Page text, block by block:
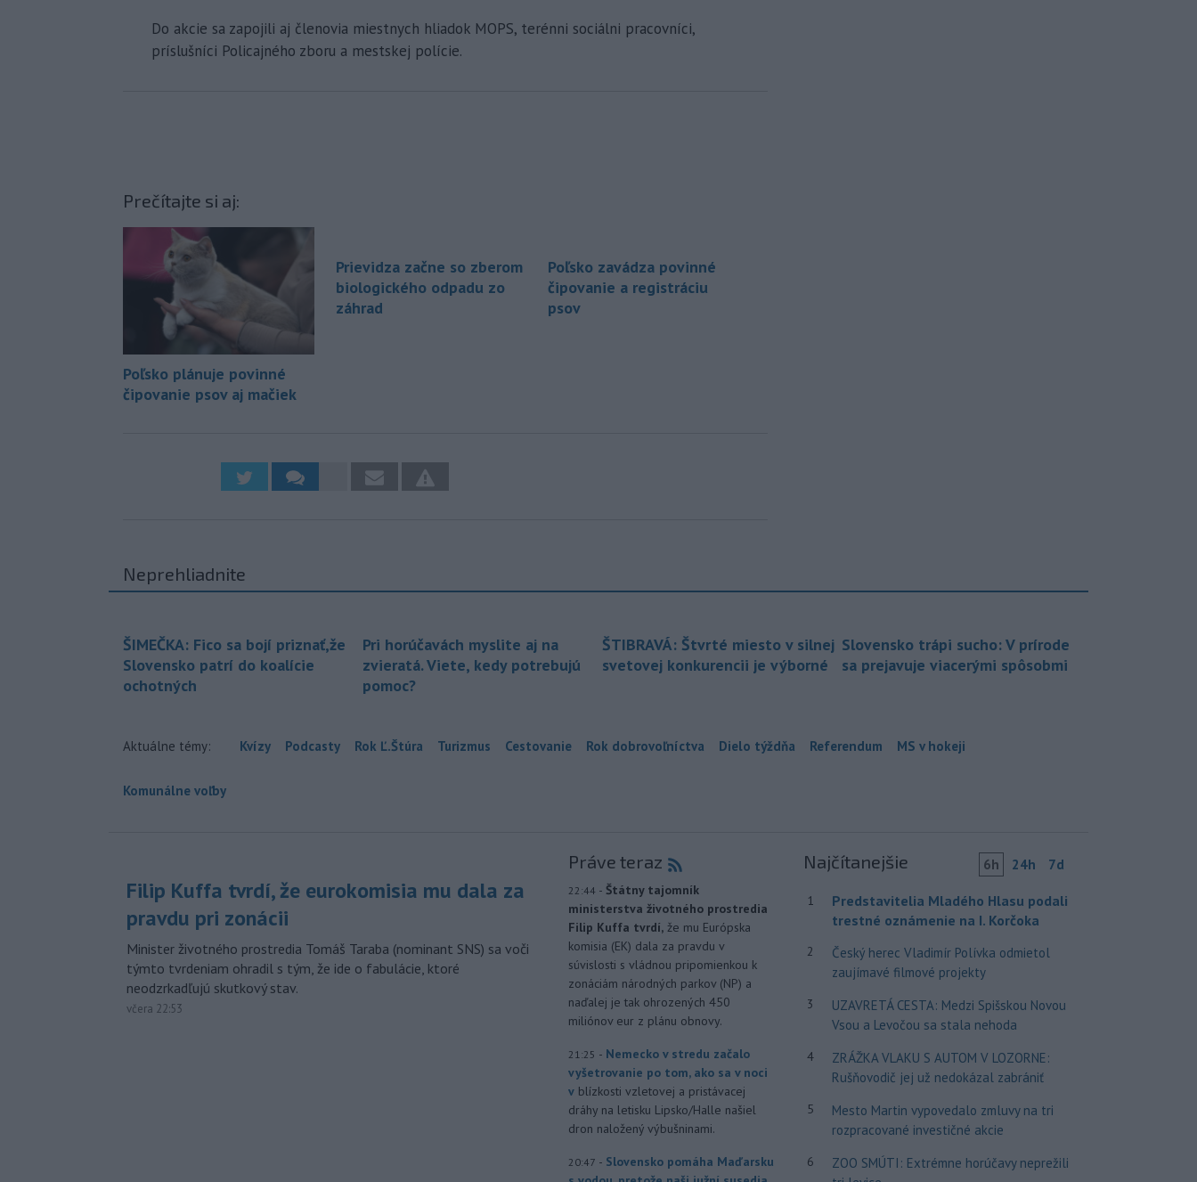
Do akcie sa zapojili aj členovia miestnych hliadok MOPS, terénni sociálni pracovníci,
príslušníci Policajného zboru a mestskej polície.
Prečítajte si aj:
Poľsko plánuje povinné
čipovanie psov aj mačiek
Prievidza začne so zberom
biologického odpadu zo
záhrad
Poľsko zavádza povinné
čipovanie a registráciu
psov
Neprehliadnite
ŠIMEČKA: Fico sa bojí priznať,že
Slovensko patrí do koalície
ochotných
Pri horúčavách myslite aj na
zvieratá. Viete, kedy potrebujú
pomoc?
ŠTIBRAVÁ: Štvrté miesto v silnej
svetovej konkurencii je výborné
Slovensko trápi sucho: V prírode
sa prejavuje viacerými spôsobmi
Aktuálne témy: Kvízy Podcasty Rok Ľ.Štúra Turizmus Cestovanie Rok dobrovoľníctva Dielo týždňa Referendum MS v hokeji
Komunálne voľby
Filip Kuffa tvrdí, že eurokomisia mu dala za
pravdu pri zonácii
Minister životného prostredia Tomáš Taraba (nominant SNS) sa voči
týmto tvrdeniam ohradil s tým, že ide o fabulácie, ktoré
neodzrkadľujú skutkový stav.
včera 22:53
Práve teraz
22:44 - Štátny tajomník
ministerstva životného prostredia
Filip Kuffa tvrdí, že mu Európska
komisia (EK) dala za pravdu v
súvislosti s vládnou pripomienkou k
zonáciám národných parkov (NP) a
naďalej je tak ohrozených 450
miliónov eur z plánu obnovy.
21:25 - Nemecko v stredu začalo
vyšetrovanie po tom, ako sa v noci
v blízkosti vzletovej a pristávacej
dráhy na letisku Lipsko/Halle našiel
dron naložený výbušninami.
20:47 - Slovensko pomáha Maďarsku
Najčítanejšie 6h 24h 7d
1
Predstavitelia Mladého Hlasu podali
trestné oznámenie na I. Korčoka
2
Český herec Vladimír Polívka odmietol
zaujímavé filmové projekty
3
UZAVRETÁ CESTA: Medzi Spišskou Novou
Vsou a Levočou sa stala nehoda
4
ZRÁŽKA VLAKU S AUTOM V LOZORNE:
Rušňovodič jej už nedokázal zabrániť
5
Mesto Martin vypovedalo zmluvy na tri
rozpracované investičné akcie
6
ZOO SMÚTI: Extrémne horúčavy neprežili